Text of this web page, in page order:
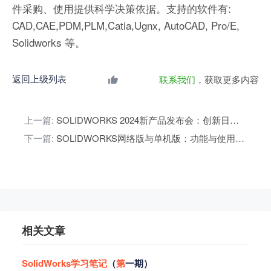
件采购、使用提供科学决策依据。支持的软件有:
CAD,CAE,PDM,PLM,Catia,Ugnx, AutoCAD, Pro/E,
Solidworks 等。
返回上级列表 联系我们 ，获取更多内容
上一篇:
SOLIDWORKS 2024新产品发布会：创新日活动邀请
下一篇:
SOLIDWORKS网络版与单机版：功能与使用场景对比
相关文章
SolidWorks学习笔记 （第一期）‌